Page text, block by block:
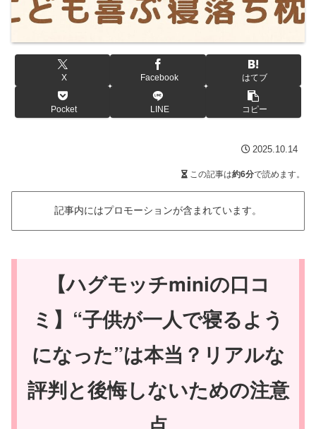
X Facebook はてブ
Pocket LINE コピー
2025.10.14
この記事は約6分で読めます。
記事内にはプロモーションが含まれています。
【ハグモッチminiの口コ
ミ】“子供が一人で寝るよう
になった”は本当？リアルな
評判と後悔しないための注意